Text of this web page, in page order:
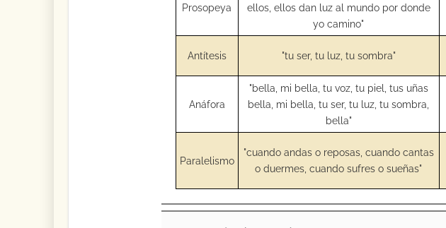
Prosopeya
ellos, ellos dan luz al mundo por donde
yo camino"
Antítesis "tu ser, tu luz, tu sombra"
Anáfora
"bella, mi bella, tu voz, tu piel, tus uñas
bella, mi bella, tu ser, tu luz, tu sombra,
bella"
Paralelismo
"cuando andas o reposas, cuando cantas
o duermes, cuando sufres o sueñas"